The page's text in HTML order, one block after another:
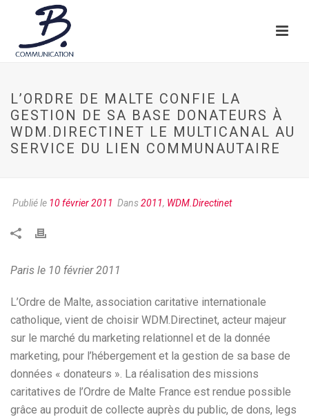
L’ORDRE DE MALTE CONFIE LA
GESTION DE SA BASE DONATEURS À
WDM.DIRECTINET LE MULTICANAL AU
SERVICE DU LIEN COMMUNAUTAIRE
Publié le 10 février 2011 Dans2011, WDM.Directinet
Paris le 10 février 2011
L’Ordre de Malte, association caritative internationale
catholique, vient de choisir WDM.Directinet, acteur majeur
sur le marché du marketing relationnel et de la donnée
marketing, pour l’hébergement et la gestion de sa base de
données « donateurs ». La réalisation des missions
caritatives de l’Ordre de Malte France est rendue possible
grâce au produit de collecte auprès du public, de dons, legs